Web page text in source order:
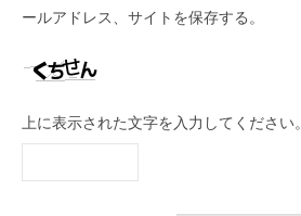
ールアドレス、サイトを保存する。
上に表示された文字を入力してください。